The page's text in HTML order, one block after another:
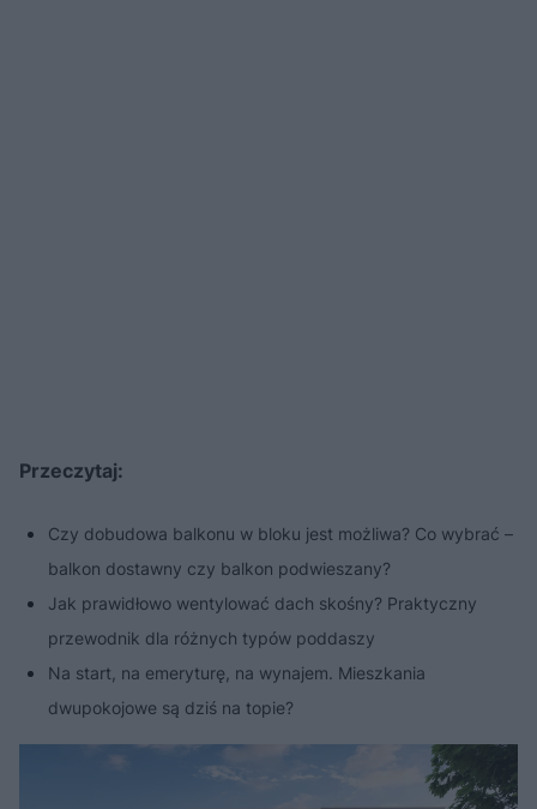
Przeczytaj:
Czy dobudowa balkonu w bloku jest możliwa? Co wybrać –
balkon dostawny czy balkon podwieszany?
Jak prawidłowo wentylować dach skośny? Praktyczny
przewodnik dla różnych typów poddaszy
Na start, na emeryturę, na wynajem. Mieszkania
dwupokojowe są dziś na topie?